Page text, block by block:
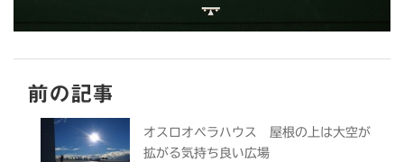
前の記事
オスロオペラハウス 屋根の上は大空が
拡がる気持ち良い広場